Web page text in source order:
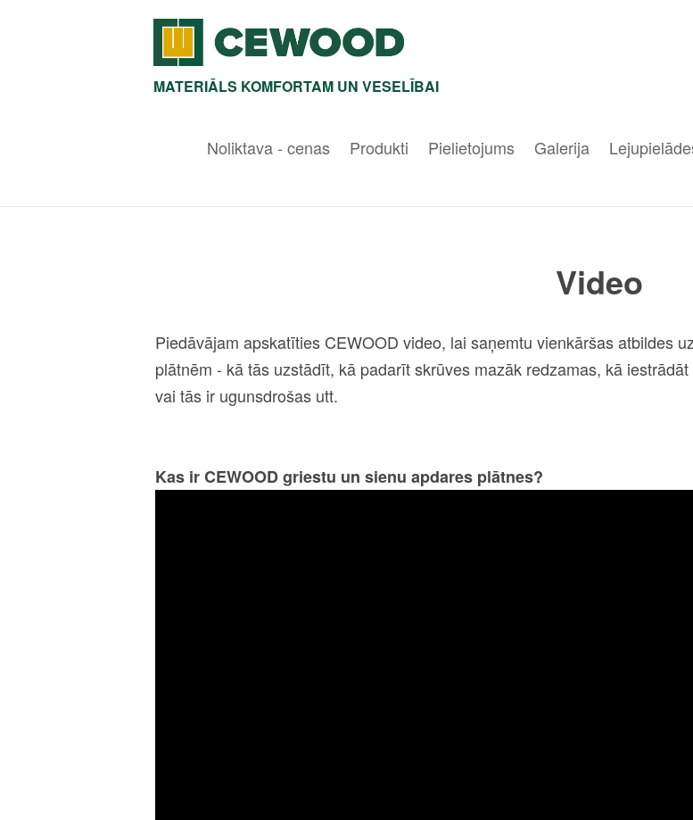
MATERIĀLS KOMFORTAM UN VESELĪBAI
Noliktava - cenas Produkti Pielietojums Galerija
Video
Piedāvājam apskatīties CEWOOD video, lai saņemtu vienkāršas atbildes
plātnēm - kā tās uzstādīt, kā padarīt skrūves mazāk redzamas, kā
vai tās ir ugunsdrošas utt.
Kas ir CEWOOD griestu un sienu apdares plātnes?